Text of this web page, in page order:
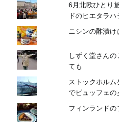
6月北欧ひとり
ドのヒエタラ
ニシンの酢漬け
しずく堂さん
ても
ストックホル
でビュッフェの
フィンランド